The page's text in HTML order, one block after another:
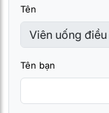
Tên
Tên bạn